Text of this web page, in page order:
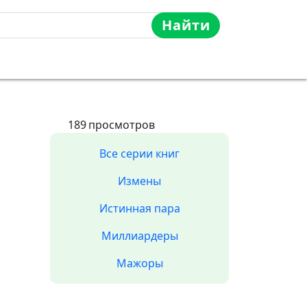
Найти
189просмотров
Все серии книг
Измены
Истинная пара
Миллиардеры
Мажоры